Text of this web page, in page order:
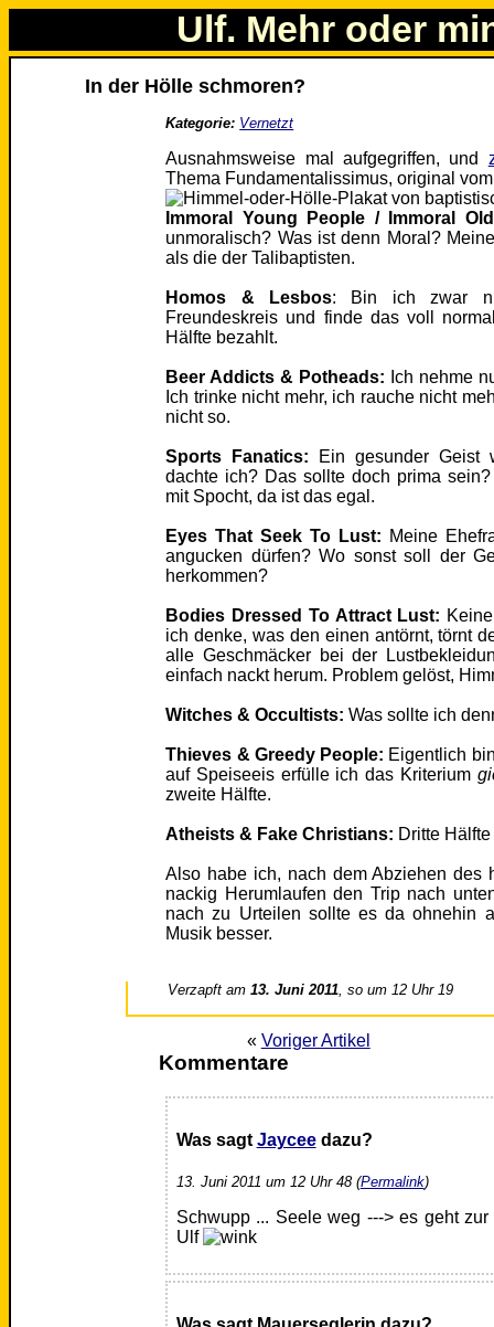
Ulf. Mehr oder
In der Hölle schmoren?
Kategorie: Vernetzt
Ausnahmsweise mal aufgegriffen, und
Thema Fundamentalissimus, original
Immoral Young People / Immoral
unmoralisch? Was ist denn Moral?
als die der Talibaptisten.
Homos & Lesbos: Bin ich zwar
Freundeskreis und finde das voll
Hälfte bezahlt.
Beer Addicts & Potheads: Ich nehme
Ich trinke nicht mehr, ich rauche nicht
nicht so.
Sports Fanatics: Ein gesunder Geist
dachte ich? Das sollte doch prima
mit Spocht, da ist das egal.
Eyes That Seek To Lust: Meine
angucken dürfen? Wo sonst soll der
herkommen?
Bodies Dressed To Attract Lust:
ich denke, was den einen antörnt, törnt
alle Geschmäcker bei der
einfach nackt herum. Problem gelöst,
Witches & Occultists: Was sollte ich
Thieves & Greedy People: Eigentlich
auf Speiseeis erfülle ich das Kriterium
zweite Hälfte.
Atheists & Fake Christians: Dritte
Also habe ich, nach dem Abziehen des
nackig Herumlaufen den Trip nach
nach zu Urteilen sollte es da ohnehin
Musik besser.
Verzapft am13. Juni 2011, so um 12 Uhr 19
« Voriger Artikel
Kommentare
Was sagt Jayceedazu?
13. Juni 2011 um 12 Uhr 48 (Permalink)
Schwupp ... Seele weg ---> es geht
Ulf